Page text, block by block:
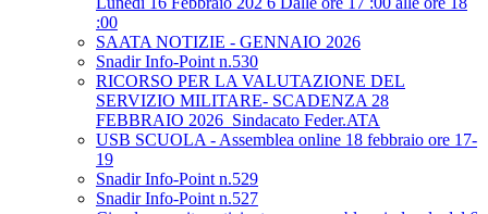
:00
SAATA NOTIZIE - GENNAIO 2026
Snadir Info-Point n.530
RICORSO PER LA VALUTAZIONE DEL
SERVIZIO MILITARE- SCADENZA 28
FEBBRAIO 2026_Sindacato Feder.ATA
USB SCUOLA - Assemblea online 18 febbraio ore 17-
19
Snadir Info-Point n.529
Snadir Info-Point n.527